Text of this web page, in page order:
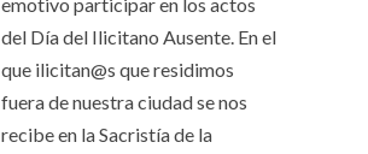
emotivo participar en los actos
del Día del Ilicitano Ausente. En el
que ilicitan@s que residimos
fuera de nuestra ciudad se nos
recibe en la Sacristía de la